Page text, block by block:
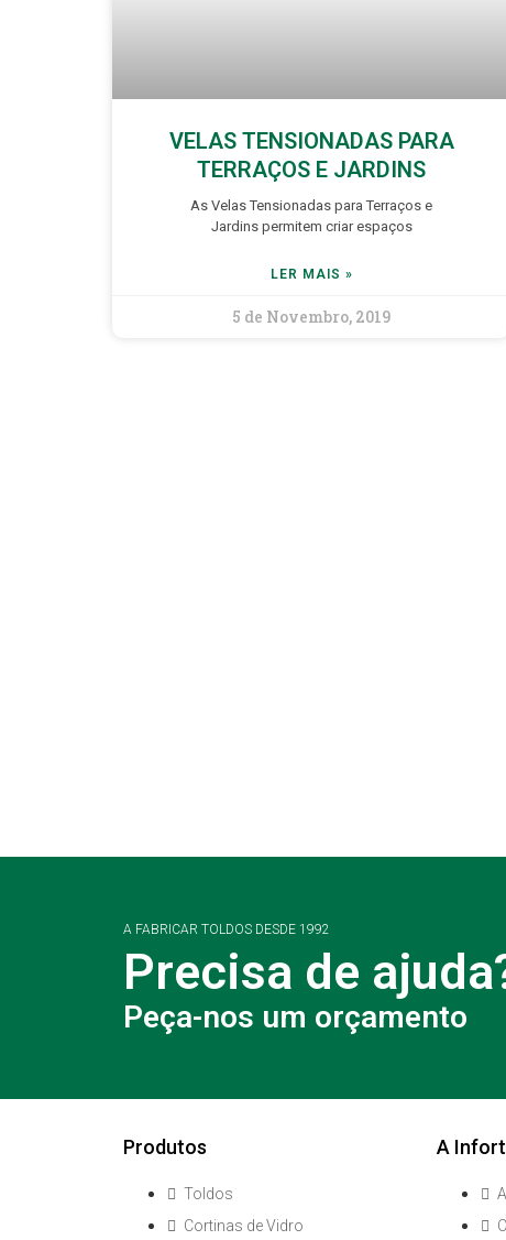
VELAS TENSIONADAS PARA
TERRAÇOS E JARDINS
As Velas Tensionadas para Terraços e
Jardins permitem criar espaços
LER MAIS »
5 de Novembro, 2019
A FABRICAR TOLDOS DESDE 1992
Precisa de
Peça-nos um orçamento
Produtos
Toldos
Cortinas de Vidro
A